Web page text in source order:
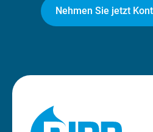
Nehmen Sie jetzt